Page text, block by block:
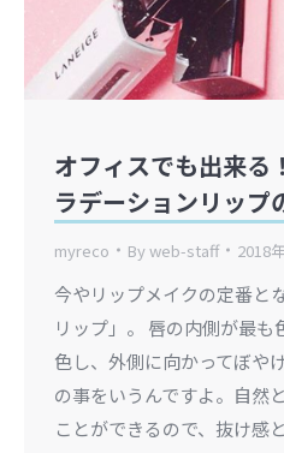
オフィスでも出来る
ラデーションリッ
myreco Byweb-staff 2018
今やリップメイクの定番と
リップ」。 唇の内側が最
色し、外側に向かってぼや
の事をいうんですよ。自然
ことができるので、抜け感